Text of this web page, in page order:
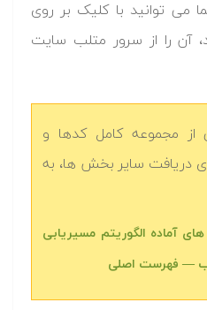
می توانید با کلیک بر روی
آن را از سرور متلب سایت
مجموعه کامل کدها و
دریافت سایر بخش ها، به
های آماده الگوریتم مسیریابی